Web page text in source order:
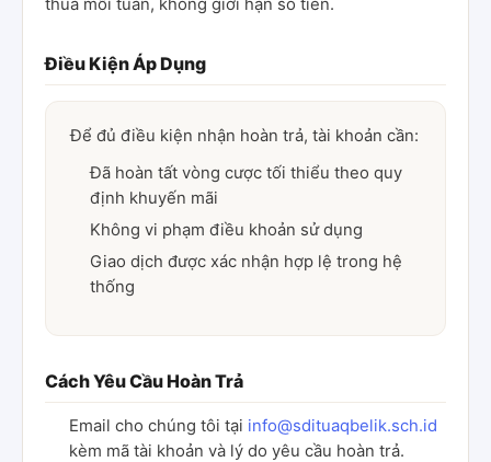
thua mỗi tuần, không giới hạn số tiền.
Điều Kiện Áp Dụng
Để đủ điều kiện nhận hoàn trả, tài khoản cần:
Đã hoàn tất vòng cược tối thiểu theo quy
định khuyến mãi
Không vi phạm điều khoản sử dụng
Giao dịch được xác nhận hợp lệ trong hệ
thống
Cách Yêu Cầu Hoàn Trả
Email cho chúng tôi tại info@sdituaqbelik.sch.id
kèm mã tài khoản và lý do yêu cầu hoàn trả.